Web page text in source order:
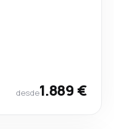
desde1.889 €